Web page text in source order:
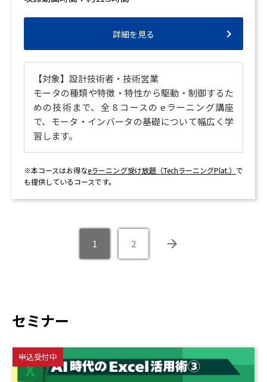
詳細を見る
【対象】設計技術者・技術営業
モータの種類や特徴・特性から駆動・制御するた
めの技術まで、全 8 コースの eラーニング講座
で、モータ・インバータの基礎について幅広く学
習します。
※本コースはお得なeラーニング受け放題（TechラーニングPlat.）で
も提供しているコースです。
1 2
セミナー
申込受付中